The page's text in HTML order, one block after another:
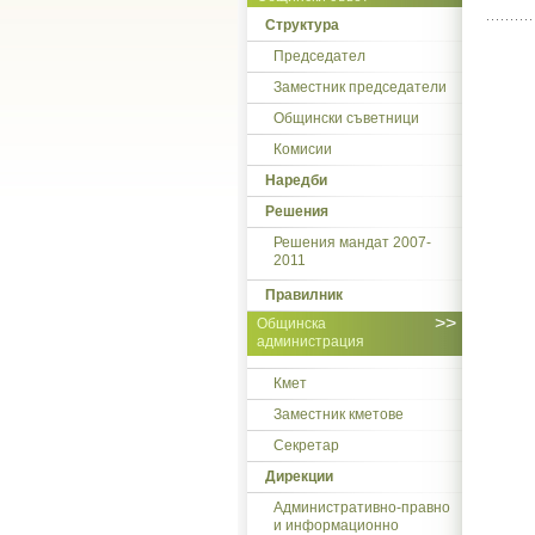
Структура
Председател
Заместник председатели
Общински съветници
Комисии
Наредби
Решения
Решения мандат 2007-
2011
Правилник
>>
Общинска
администрация
Кмет
Заместник кметове
Секретар
Дирекции
Административно-правно
и информационно